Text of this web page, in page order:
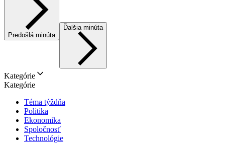
Predošlá minúta
Ďalšia minúta
Kategórie
Kategórie
Téma týždňa
Politika
Ekonomika
Spoločnosť
Technológie